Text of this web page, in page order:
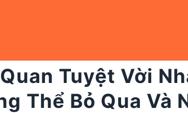
Tuyệt Vời
Thể Bỏ Qua Và